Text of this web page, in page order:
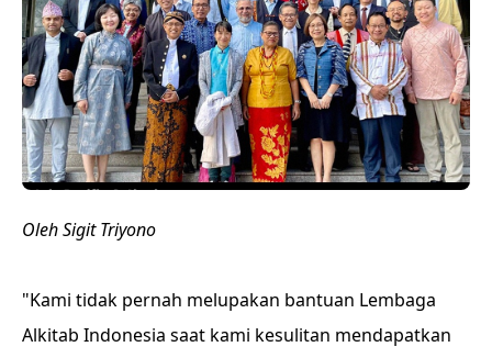
Oleh Sigit Triyono
"Kami tidak pernah melupakan bantuan Lembaga
Alkitab Indonesia saat kami kesulitan mendapatkan